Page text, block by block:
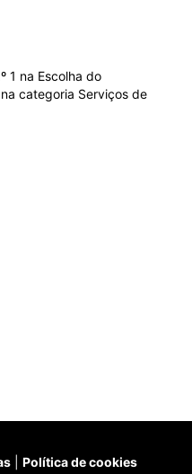
1 na Escolha do
categoria Serviços de
Política de cookies